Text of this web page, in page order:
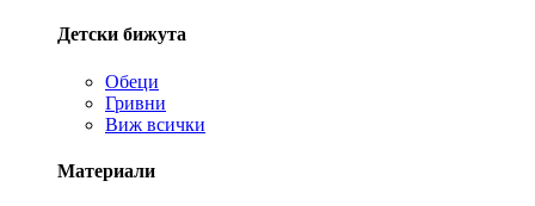
Детски бижута
Обеци
Гривни
Виж всички
Материали